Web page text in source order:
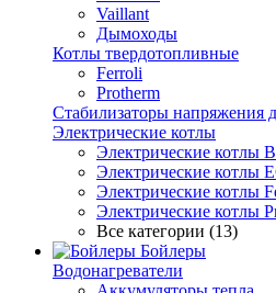
Vaillant
Дымоходы
Котлы твердотопливные
Ferroli
Protherm
Стабилизаторы напряжения
Электрические котлы
Электрические котлы
Электрические котлы
Электрические котлы
Электрические котлы
Все категории (13)
Бойлеры
Водонагреватели